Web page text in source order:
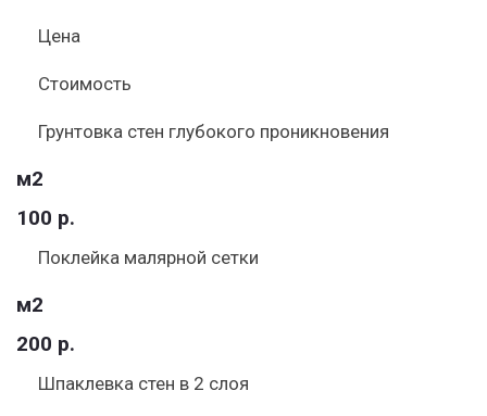
Цена
Стоимость
Грунтовка стен глубокого проникновения
м2
100 р.
Поклейка малярной сетки
м2
200 р.
Шпаклевка стен в 2 слоя